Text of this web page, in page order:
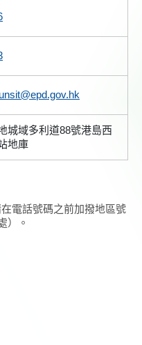
城域多利道88號港島西
地庫
電話號碼之前加撥地區號
）。